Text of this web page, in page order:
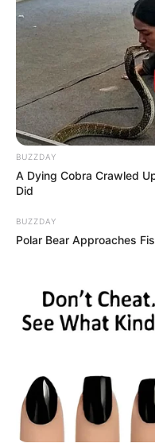
mortales y los cuales
ALERTA
TEMAS
Tenemos
interesan.
favor,
ACTIVAR AHORA
BUZZDAY
A Dying Cobra Crawled
Did
BUZZDAY
Polar Bear Approaches